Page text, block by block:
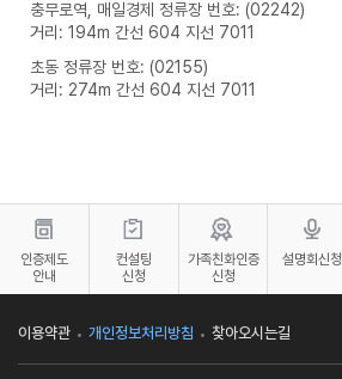
충무로역, 매일경제 정류장 번호: (02242)
거리: 194m 간선 604 지선 7011
초동 정류장 번호: (02155)
거리: 274m 간선 604 지선 7011
인증제도
안내
컨설팅
신청
가족친화인증
신청
설명회신청
이용약관 개인정보처리방침 찾아오시는길